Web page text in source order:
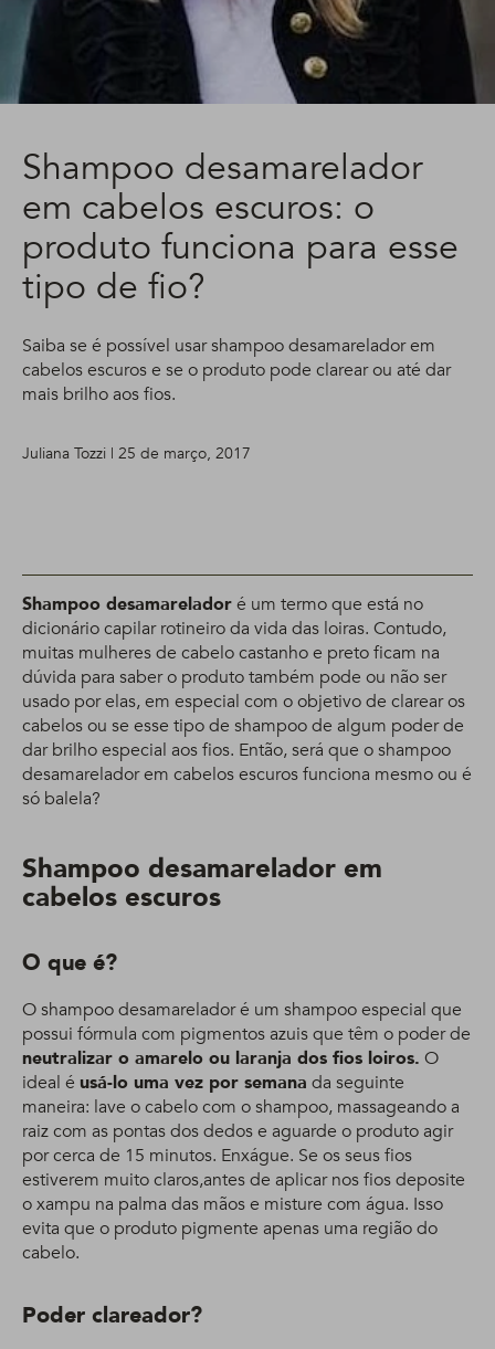
Shampoo desamarelador
em cabelos escuros: o
produto funciona para esse
tipo de fio?
Saiba se é possível usar shampoo desamarelador em
cabelos escuros e se o produto pode clarear ou até dar
mais brilho aos fios.
Juliana Tozzi | 25 de março, 2017
Shampoo desamareladoré um termo que está no
dicionário capilar rotineiro da vida das loiras. Contudo,
muitas mulheres de cabelo castanho e preto ficam na
dúvida para saber o produto também pode ou não ser
usado por elas, em especial com o objetivo de clarear os
cabelos ou se esse tipo de shampoo de algum poder de
dar brilho especial aos fios. Então, será que o shampoo
desamarelador em cabelos escuros funciona mesmo ou é
só balela?
Shampoo desamarelador em
cabelos escuros
O que é?
O shampoo desamarelador é um shampoo especial que
possui fórmula com pigmentos azuis que têm o poder de
neutralizar o amarelo ou laranja dos fios loiros. O
ideal é usá-lo uma vez por semana da seguinte
maneira: lave o cabelo com o shampoo, massageando a
raiz com as pontas dos dedos e aguarde o produto agir
por cerca de 15 minutos. Enxágue. Se os seus fios
estiverem muito claros,antes de aplicar nos fios deposite
o xampu na palma das mãos e misture com água. Isso
evita que o produto pigmente apenas uma região do
cabelo.
Poder clareador?